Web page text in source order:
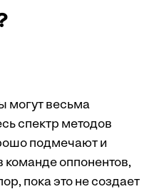
могут весьма
спектр методов
подмечают и
команде оппонентов,
пока это не создает